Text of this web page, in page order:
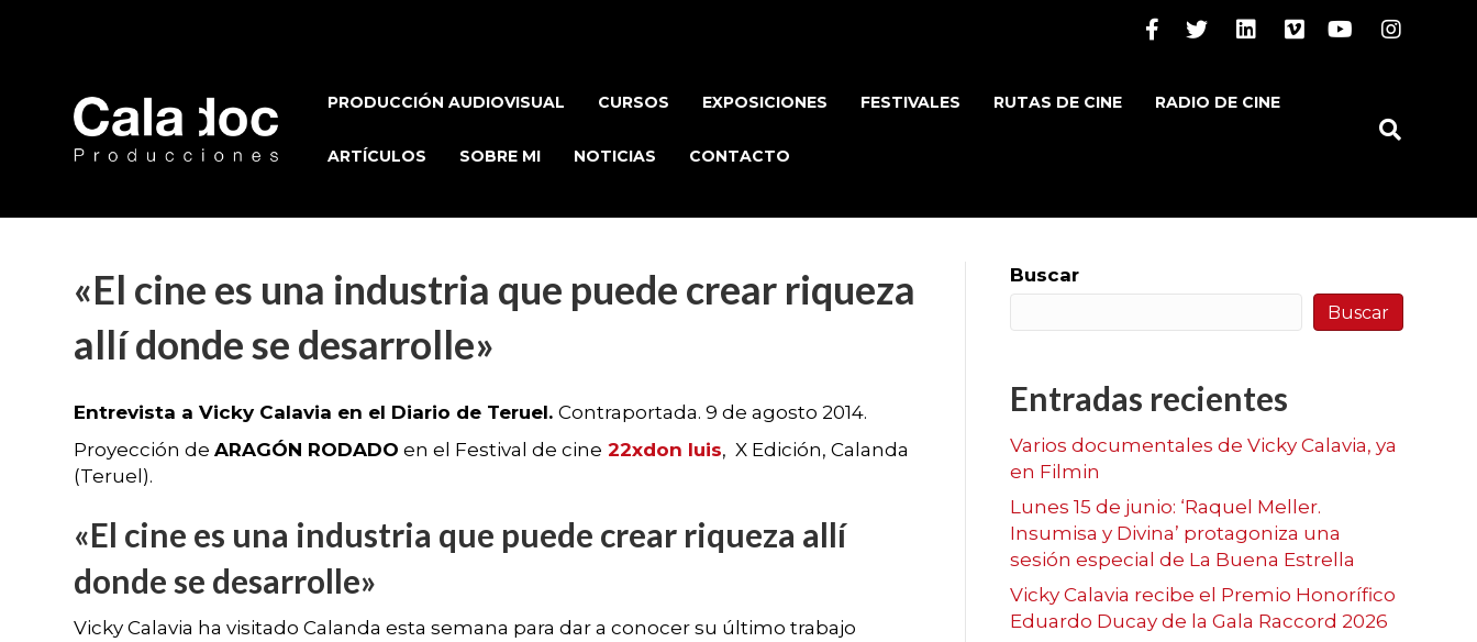
FacebookTwitterLinkedinVimeo YoutubeInstagram
PRODUCCIÓN AUDIOVISUAL CURSOS EXPOSICIONES FESTIVALES RUTAS DE CINE RADIO DE CINE
ARTÍCULOS SOBRE MI NOTICIAS CONTACTO
«El cine es una industria que puede crear riqueza
allí donde se desarrolle»
Entrevista a Vicky Calavia en el Diario de Teruel.Contraportada. 9 de agosto 2014.
Proyección deARAGÓN RODADO en el Festival de cine 22xdon luis, X Edición, Calanda
(Teruel).
«El cine es una industria que puede crear riqueza allí
donde se desarrolle»
Vicky Calavia ha visitado Calanda esta semana para dar a conocer su último trabajo
Buscar
Buscar
Entradas recientes
Varios documentales de Vicky Calavia, ya
en Filmin
Lunes 15 de junio: ‘Raquel Meller.
Insumisa y Divina’ protagoniza una
sesión especial de La Buena Estrella
Vicky Calavia recibe el Premio Honorífico
Eduardo Ducay de la Gala Raccord 2026